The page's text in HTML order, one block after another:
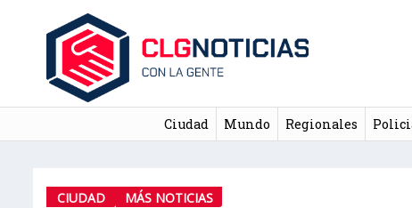
Ciudad Mundo Regionales
CIUDAD MÁS NOTICIAS